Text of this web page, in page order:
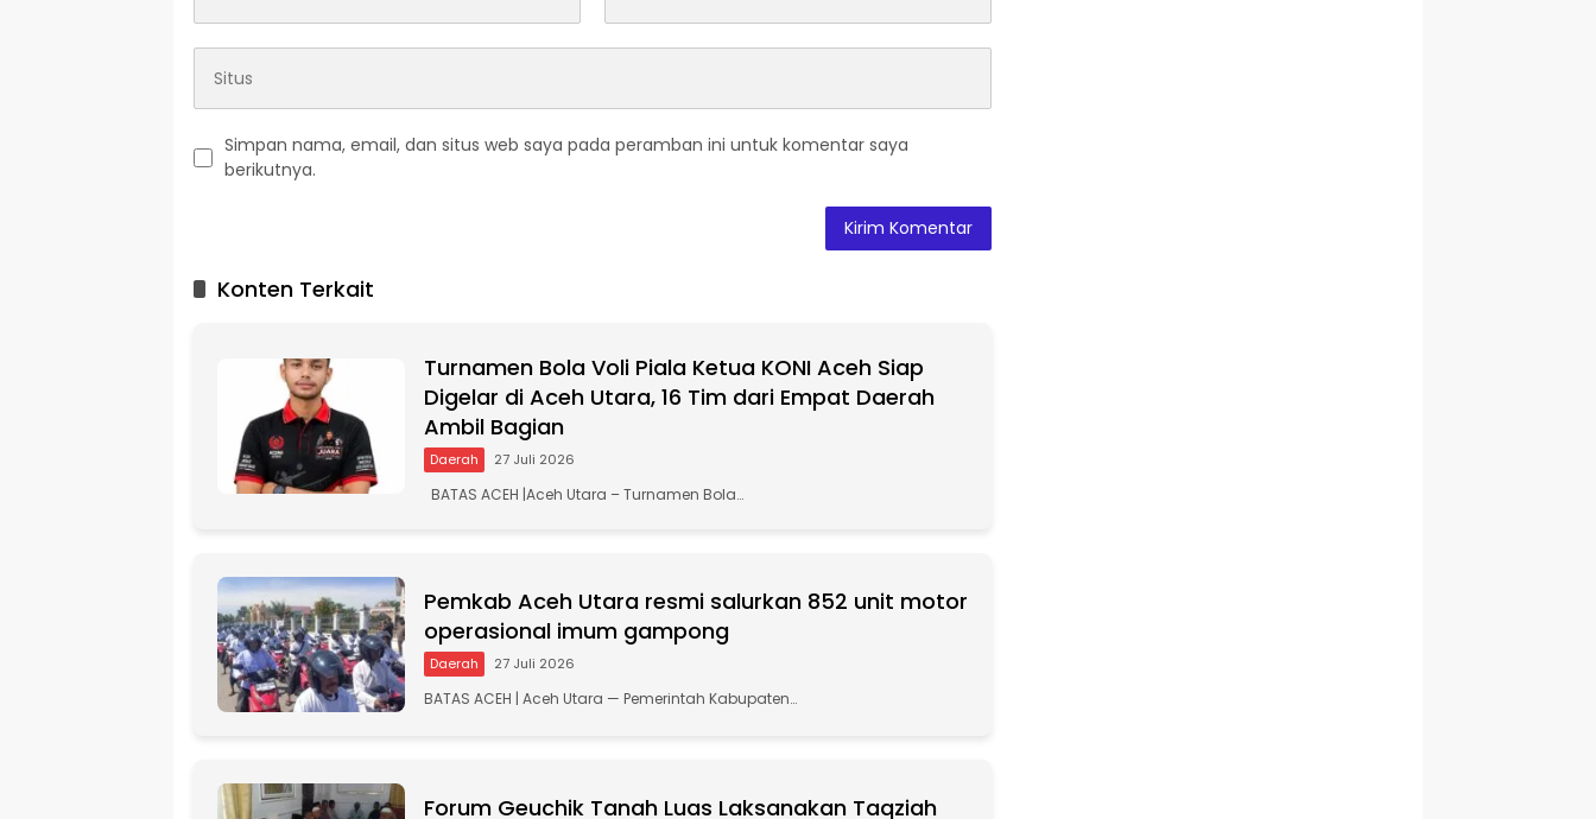
Simpan nama, email, dan situs web saya pada peramban ini untuk komentar saya
berikutnya.
e Konten Terkait
Turnamen Bola Voli Piala Ketua KONI Aceh Siap
Digelar di Aceh Utara, 16 Tim dari Empat Daerah
Ambil Bagian
Daerah 27 Juli 2026
BATAS ACEH |Aceh Utara – Turnamen Bola…
Pemkab Aceh Utara resmi salurkan 852 unit motor
operasional imum gampong
Daerah 27 Juli 2026
BATAS ACEH | Aceh Utara — Pemerintah Kabupaten…
Forum Geuchik Tanah Luas Laksanakan Taqziah